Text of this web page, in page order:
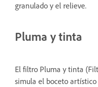
granulado y el relieve.
Pluma y tinta
El filtro Pluma y tinta
simula el boceto